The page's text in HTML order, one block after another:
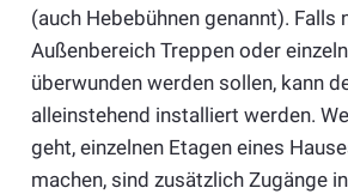
(auch Hebebühnen genannt). Falls
Außenbereich Treppen oder
überwunden werden sollen, kann
alleinstehend installiert werden.
geht, einzelnen Etagen eines
machen, sind zusätzlich Zugänge